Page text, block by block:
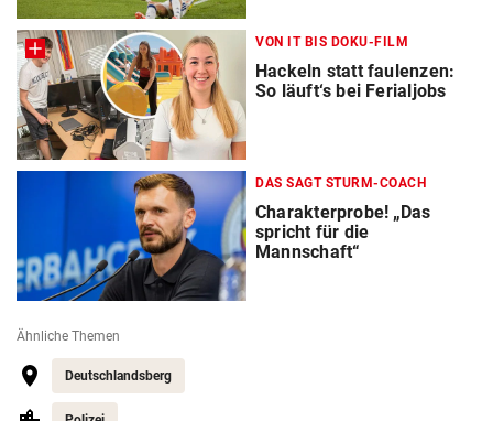
VON IT BIS DOKU-FILM
Hackeln statt faulenzen:
So läuft‘s bei Ferialjobs
DAS SAGT STURM-COACH
Charakterprobe! „Das
spricht für die
Mannschaft“
Ähnliche Themen
Deutschlandsberg